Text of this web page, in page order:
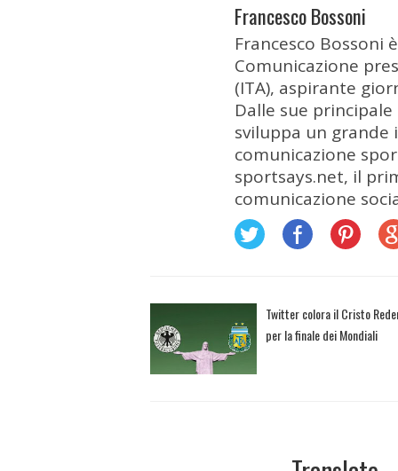
Francesco Bossoni
Francesco Bossoni
Comunicazione
(ITA), aspirante
Dalle sue
sviluppa un
comunicazione
sportsays.net, il
comunicazione
Twitter colora il Cristo
per la finale dei Mondiali